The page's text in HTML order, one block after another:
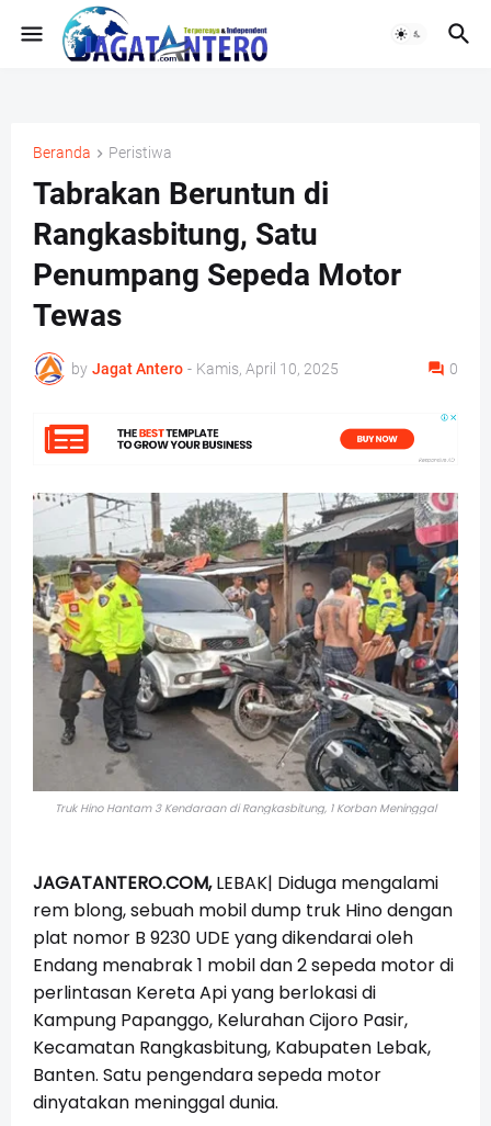
Beranda Peristiwa
Tabrakan Beruntun di
Rangkasbitung, Satu
Penumpang Sepeda Motor
Tewas
by Jagat Antero - Kamis, April 10, 2025 0
Truk Hino Hantam 3 Kendaraan di Rangkasbitung, 1 Korban Meninggal
JAGATANTERO.COM,LEBAK| Diduga mengalami
rem blong, sebuah mobil dump truk Hino dengan
plat nomor B 9230 UDE yang dikendarai oleh
Endang menabrak 1 mobil dan 2 sepeda motor di
perlintasan Kereta Api yang berlokasi di
Kampung Papanggo, Kelurahan Cijoro Pasir,
Kecamatan Rangkasbitung, Kabupaten Lebak,
Banten. Satu pengendara sepeda motor
dinyatakan meninggal dunia.